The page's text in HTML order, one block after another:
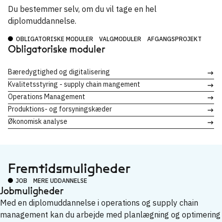
Du bestemmer selv, om du vil tage en hel
diplomuddannelse.
OBLIGATORISKE MODULER VALGMODULER AFGANGSPROJEKT
Obligatoriske moduler
Bæredygtighed og digitalisering →
Kvalitetsstyring - supply chain mangement →
Operations Management →
Produktions- og forsyningskæder →
Økonomisk analyse →
Fremtidsmuligheder
JOB MERE UDDANNELSE
Jobmuligheder
Med en diplomuddannelse i operations og supply chain
management kan du arbejde med planlægning og optimering